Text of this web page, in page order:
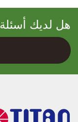
هل لديك